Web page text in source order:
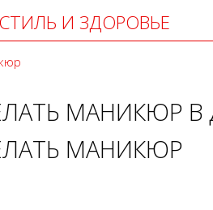
И ЗДОРОВЬЕ
МАНИКЮР
МАНИКЮР